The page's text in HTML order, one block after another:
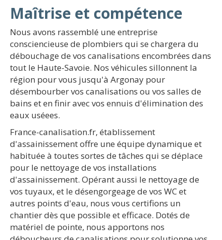
Maîtrise et compétence
Nous avons rassemblé une entreprise
consciencieuse de plombiers qui se chargera du
débouchage de vos canalisations encombrées dans
tout le Haute-Savoie. Nos véhicules sillonnent la
région pour vous jusqu'à Argonay pour
désembourber vos canalisations ou vos salles de
bains et en finir avec vos ennuis d'élimination des
eaux uséees.
France-canalisation.fr, établissement
d'assainissement offre une équipe dynamique et
habituée à toutes sortes de tâches qui se déplace
pour le nettoyage de vos installations
d'assainissement. Opérant aussi le nettoyage de
vos tuyaux, et le désengorgeage de vos WC et
autres points d'eau, nous vous certifions un
chantier dès que possible et efficace. Dotés de
matériel de pointe, nous apportons nos